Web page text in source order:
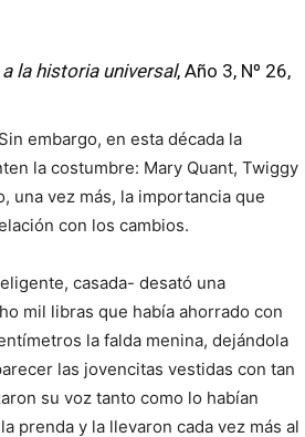
la historia universal, Año 3, Nº 26,
embargo, en esta década la
la costumbre: Mary Quant, Twiggy
una vez más, la importancia que
con los cambios.
casada- desató una
mil libras que había ahorrado con
la falda menina, dejándola
las jovencitas vestidas con tan
su voz tanto como lo habían
prenda y la llevaron cada vez más al